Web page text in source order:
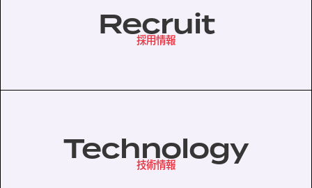
個人情報等保護ポリシーRecruit
採用情報
Technology
技術情報